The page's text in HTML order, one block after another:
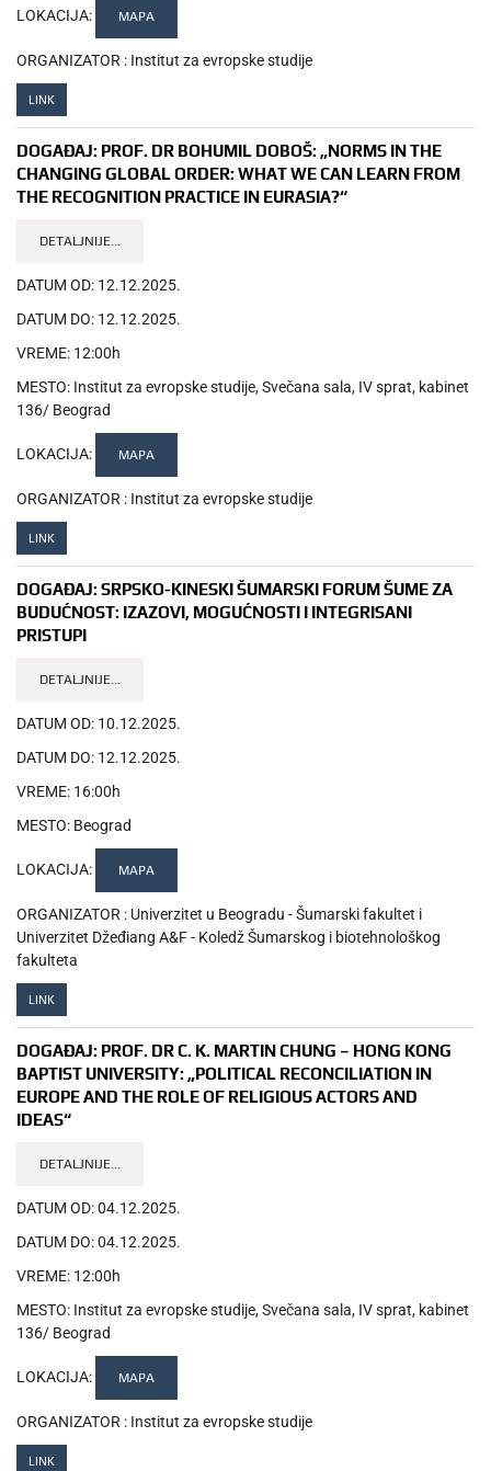
LOKACIJA: MAPA
ORGANIZATOR : Institut za evropske studije
LINK
DOGAĐAJ: PROF. DR BOHUMIL DOBOŠ: „NORMS IN THE
CHANGING GLOBAL ORDER: WHAT WE CAN LEARN FROM
THE RECOGNITION PRACTICE IN EURASIA?“
DETALJNIJE...
DATUM OD: 12.12.2025.
DATUM DO: 12.12.2025.
VREME: 12:00h
MESTO: Institut za evropske studije, Svečana sala, IV sprat, kabinet
136/ Beograd
LOKACIJA: MAPA
ORGANIZATOR : Institut za evropske studije
LINK
DOGAĐAJ:SRPSKO-KINESKI ŠUMARSKI FORUM ŠUME ZA
BUDUĆNOST: IZAZOVI, MOGUĆNOSTI I INTEGRISANI
PRISTUPI
DETALJNIJE...
DATUM OD: 10.12.2025.
DATUM DO: 12.12.2025.
VREME: 16:00h
MESTO: Beograd
LOKACIJA: MAPA
ORGANIZATOR : Univerzitet u Beogradu - Šumarski fakultet i
Univerzitet Džeđiang A&F - Koledž Šumarskog i biotehnološkog
fakulteta
LINK
DOGAĐAJ: PROF. DR C. K. MARTIN CHUNG – HONG KONG
BAPTIST UNIVERSITY: „POLITICAL RECONCILIATION IN
EUROPE AND THE ROLE OF RELIGIOUS ACTORS AND
IDEAS“
DETALJNIJE...
DATUM OD:04.12.2025.
DATUM DO:04.12.2025.
VREME: 12:00h
MESTO: Institut za evropske studije, Svečana sala, IV sprat, kabinet
136/ Beograd
LOKACIJA: MAPA
ORGANIZATOR : Institut za evropske studije
LINK